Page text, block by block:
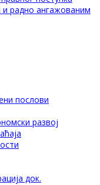
радно ангажованим
послови
развој
док.